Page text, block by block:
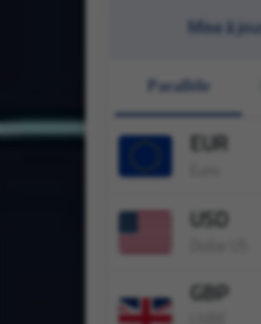
Mise à
Parallèle
EUR
USD
GBP